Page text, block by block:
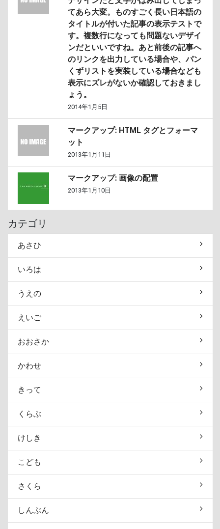
てあら大変。ものすごく長い日本語の
タイトルが付いた記事の表示テストで
す。複数行になっても問題ないデザイ
ンだといいですね。あと前後の記事へ
のリンクを出力している場合や、パン
くずリストを実装している場合なども
表示にズレがないか確認しておきまし
ょう。
2014年1月5日
マークアップ: HTML タグとフォーマ
ット
2013年1月11日
マークアップ: 画像の配置
2013年1月10日
カテゴリ
あさひ
いろは
うえの
えいご
おおさか
かわせ
きって
くらぶ
けしき
こども
さくら
しんぶん